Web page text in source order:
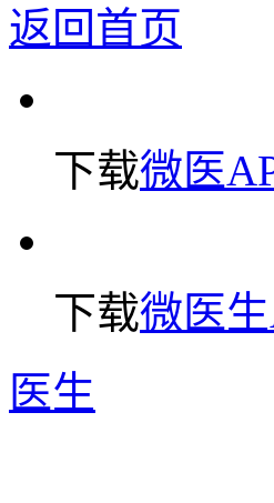
返回首页
下载微医
下载微医
医生